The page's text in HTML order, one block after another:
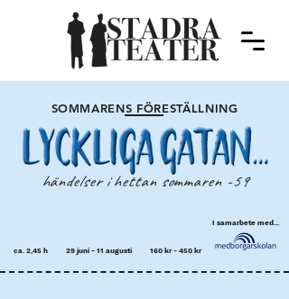
SOMMARENS FÖRESTÄLLNING
händelser i hettan sommaren -59
ca. 2,45 h 29 juni - 11 augusti
I samarbete med...
160 kr - 450 kr